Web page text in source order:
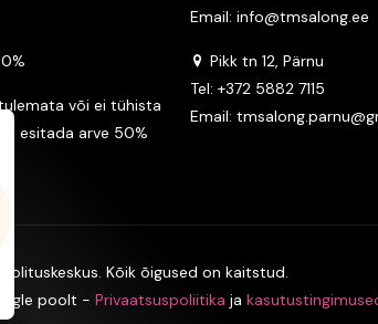
või ei tühista
esitada arve 50%
Email: info@tmsalong.ee
Pikk tn 12, Pärnu
Tel: +372 5882 7115
Email:
Kõik õigused on kaitstud.
poolt - Privaatsuspoliitika ja